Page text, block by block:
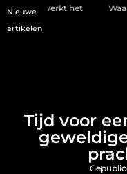
Nieuwe
artikelen
Waarom kiezen voor
Tijd voor